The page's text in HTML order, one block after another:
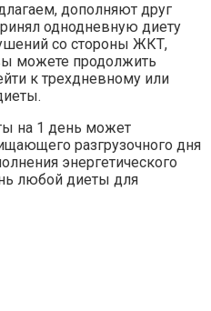
дополняют друг
однодневную диету
со стороны ЖКТ,
можете продолжить
к трехдневному или
на 1 день может
разгрузочного дня
энергетического
любой диеты для